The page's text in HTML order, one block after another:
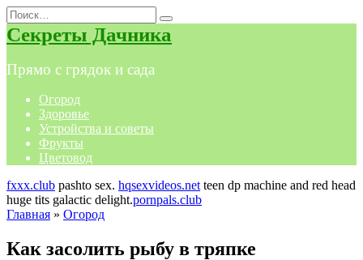
Перейти
к
содержанию
Search
for:
Секреты Дачника
Прямо с грядок и сада
Огород
Здоровье
Устройства и советы
Фрукты
Цветовод
fxxx.club pashto sex. hqsexvideos.net teen dp machine and red head
huge tits galactic delight.pornpals.club
Главная » Огород
Как засолить рыбу в тряпке